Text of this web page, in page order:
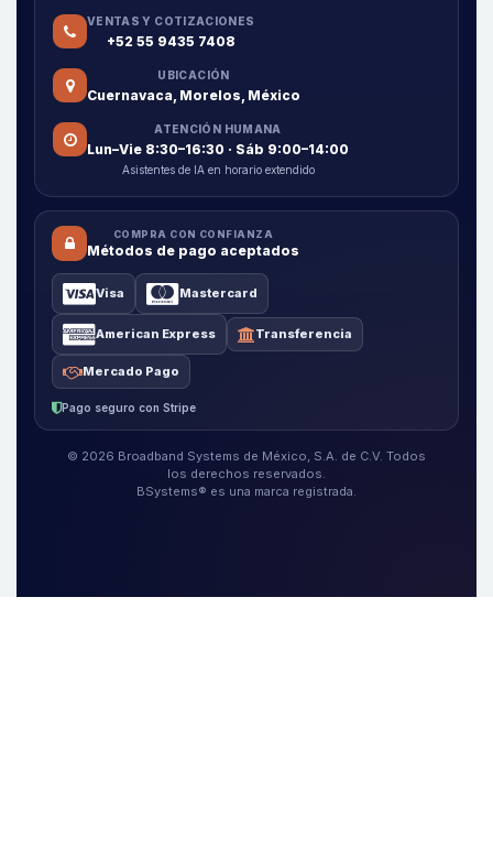
VENTAS Y COTIZACIONES
+52 55 9435 7408
UBICACIÓN
Cuernavaca, Morelos, México
ATENCIÓN HUMANA
Lun–Vie 8:30–16:30 · Sáb 9:00–14:00
Asistentes de IA en horario extendido
COMPRA CON CONFIANZA
Métodos de pago aceptados
Visa Mastercard
American Express Transferencia
Mercado Pago
Pago seguro con Stripe
© 2026 Broadband Systems de México, S.A. de C.V. Todos
los derechos reservados.
BSystems® es una marca registrada.